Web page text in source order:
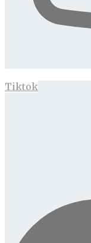
Tiktok